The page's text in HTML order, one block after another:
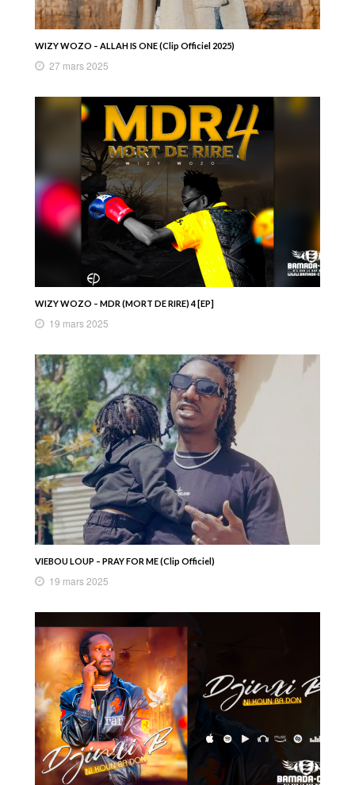
WIZY WOZO – ALLAH IS ONE (Clip Officiel 2025)
27 mars 2025
WIZY WOZO – MDR (MORT DE RIRE) 4 [EP]
19 mars 2025
VIEBOU LOUP – PRAY FOR ME (Clip Officiel)
19 mars 2025